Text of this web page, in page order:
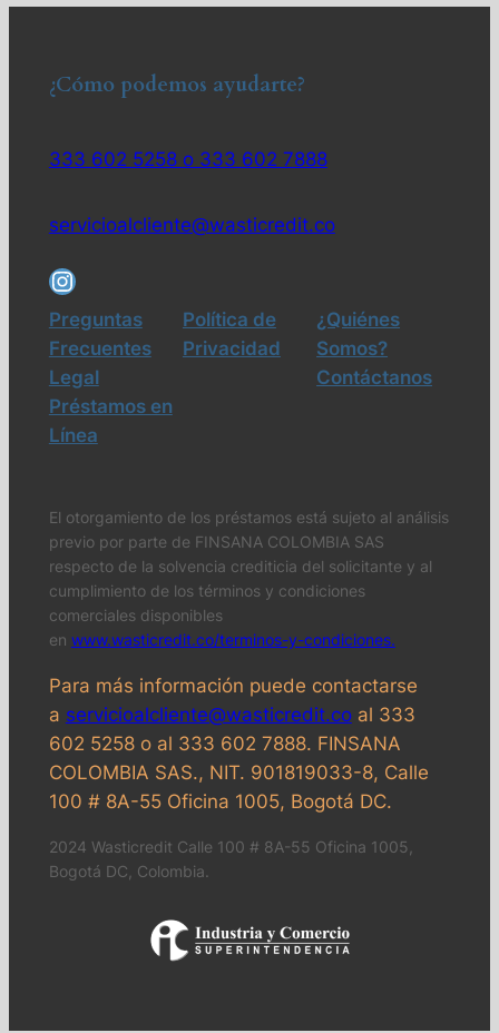
¿Cómo podemos ayudarte?
333 602 5258 o 333 602 7888
servicioalcliente@wasticredit.co
Preguntas
Frecuentes
Legal
Préstamos en
Línea
Política de
Privacidad
¿Quiénes
Somos?
Contáctanos
El otorgamiento de los préstamos está sujeto al análisis
previo por parte de FINSANA COLOMBIA SAS
respecto de la solvencia crediticia del solicitante y al
cumplimiento de los términos y condiciones
comerciales disponibles
en www.wasticredit.co/terminos-y-condiciones.
Para más información puede contactarse
a servicioalcliente@wasticredit.coal 333
602 5258 o al 333 602 7888. FINSANA
COLOMBIA SAS., NIT. 901819033-8, Calle
100 # 8A-55 Oficina 1005, Bogotá DC.
2024 Wasticredit Calle 100 # 8A-55 Oficina 1005,
Bogotá DC, Colombia.